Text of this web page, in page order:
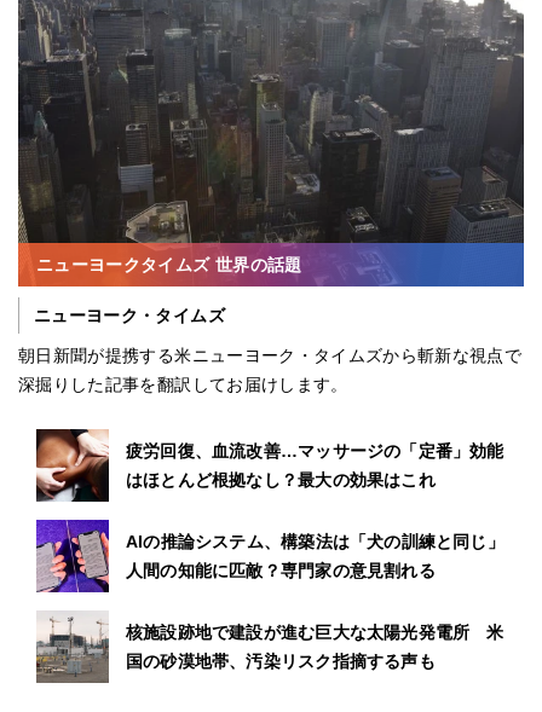
ニューヨークタイムズ 世界の話題
ニューヨーク・タイムズ
朝日新聞が提携する米ニューヨーク・タイムズから斬新な視点で
深掘りした記事を翻訳してお届けします。
疲労回復、血流改善…マッサージの「定番」効能
はほとんど根拠なし？最大の効果はこれ
AIの推論システム、構築法は「犬の訓練と同じ」
人間の知能に匹敵？専門家の意見割れる
核施設跡地で建設が進む巨大な太陽光発電所 米
国の砂漠地帯、汚染リスク指摘する声も